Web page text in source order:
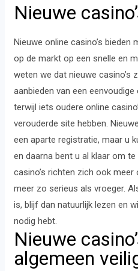
Nieuwe
Nieuwe online casino’s
op de markt op een snelle en
weten we dat nieuwe casino’s
aanbieden van een
terwijl iets oudere online
verouderde site hebben.
een aparte registratie, maar u
en daarna bent u al klaar om
casino’s richten zich ook meer
meer zo serieus als vroeger.
is, blijf dan natuurlijk lezen en
nodig hebt.
Nieuwe
algemeen